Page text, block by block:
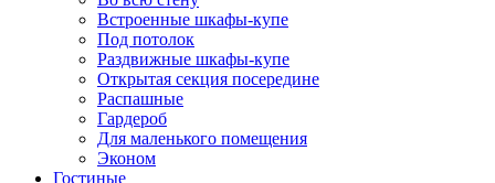
Встроенные шкафы-купе
Под потолок
Раздвижные шкафы-купе
Открытая секция посередине
Распашные
Гардероб
Для маленького помещения
Эконом
Гостиные